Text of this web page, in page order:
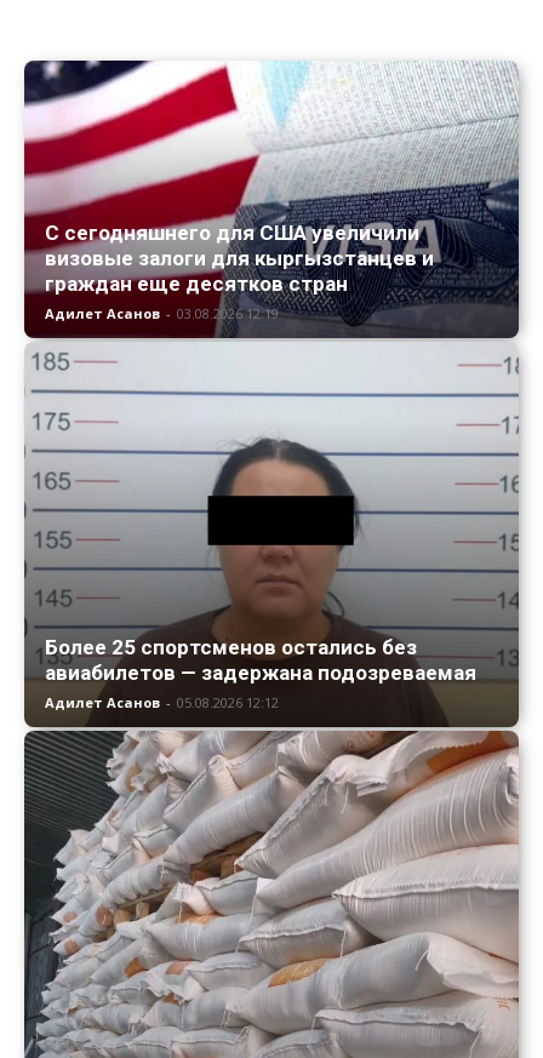
С сегодняшнего для США увеличили
визовые залоги для кыргызстанцев и
граждан еще десятков стран
Адилет Асанов - 03.08.2026 12:19
Более 25 спортсменов остались без
авиабилетов — задержана подозреваемая
Адилет Асанов - 05.08.2026 12:12